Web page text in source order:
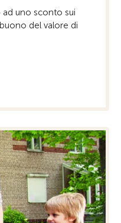
ad uno sconto sui
del valore di